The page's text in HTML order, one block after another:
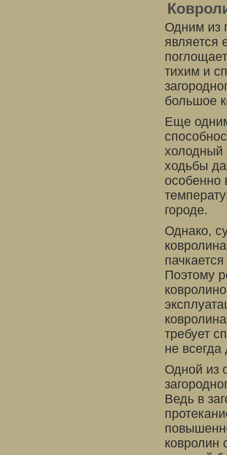
Одним из
является
тихим и
большое
Еще
холодный
ходьбы
особенно
городе.
Однако,
Поэтому
требует
не всегда
Одной из
Ведь в
ковролин